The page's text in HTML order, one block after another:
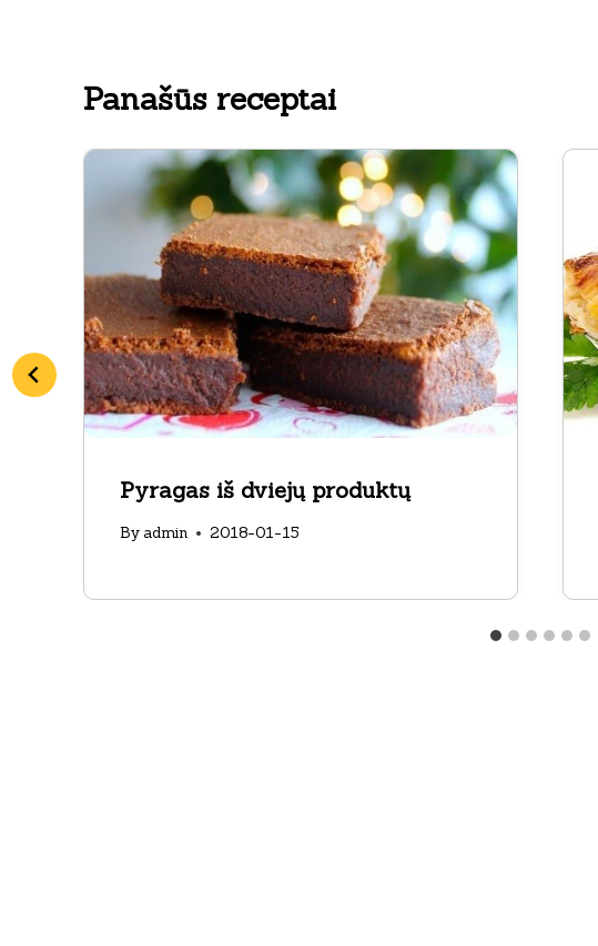
Panašūs receptai
Pyragas iš dviejų produktų
By admin 2018-01-15